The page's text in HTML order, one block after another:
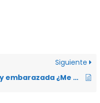
Siguiente
Si estoy embarazada ¿Me pueden despedir de mi trabajo?